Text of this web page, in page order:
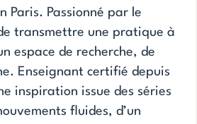
Paris. Passionné par le
transmettre une pratique à
espace de recherche, de
Enseignant certifié depuis
inspiration issue des séries
fluides, d’un